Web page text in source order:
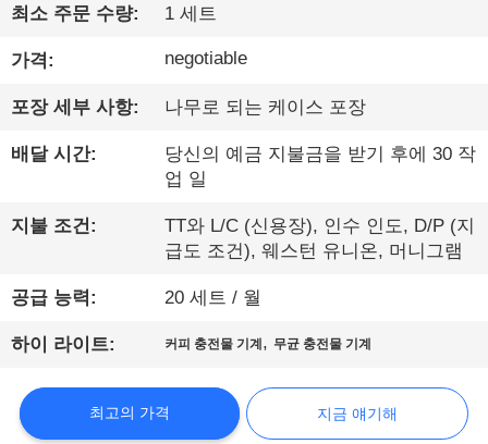
공
장
견
관
리
최소 주문 수량: 1 세트
가격: negotiable
포장 세부 사항: 나무로 되는 케이스 포장
배달 시간:
당신의 예금 지불금을 받기 후에 30 작
업 일
지불 조건:
TT와 L/C (신용장), 인수 인도, D/P (지
급도 조건), 웨스턴 유니온, 머니그램
공급 능력: 20 세트 / 월
하이 라이트: 커피 충전물 기계 , 무균 충전물 기계
최고의 가격 지금 얘기해